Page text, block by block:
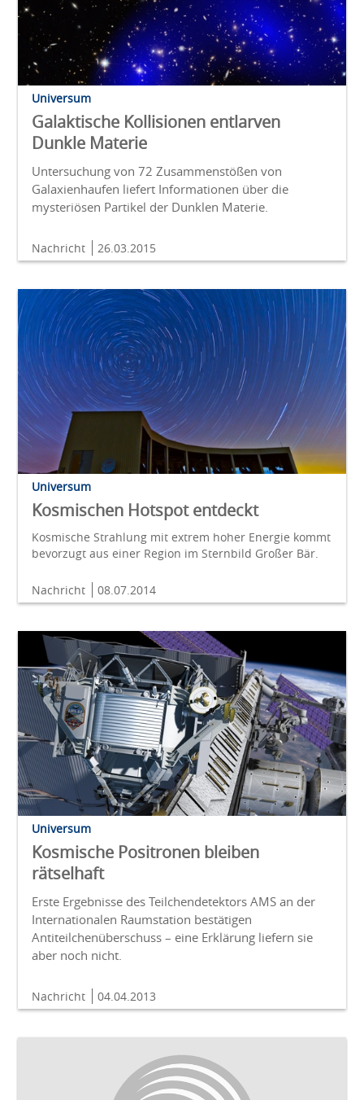
Universum
Galaktische Kollisionen entlarven
Dunkle Materie
Untersuchung von 72 Zusammenstößen von
Galaxienhaufen liefert Informationen über die
mysteriösen Partikel der Dunklen Materie.
Nachricht 26.03.2015
Universum
Kosmischen Hotspot entdeckt
Kosmische Strahlung mit extrem hoher Energie kommt
bevorzugt aus einer Region im Sternbild Großer Bär.
Nachricht 08.07.2014
Universum
Kosmische Positronen bleiben
rätselhaft
Erste Ergebnisse des Teilchendetektors AMS an der
Internationalen Raumstation bestätigen
Antiteilchenüberschuss – eine Erklärung liefern sie
aber noch nicht.
Nachricht 04.04.2013